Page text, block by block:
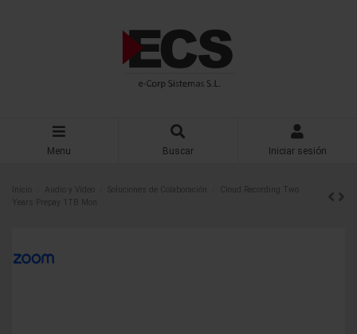
Menu Buscar Iniciar sesión
Inicio Audio y Vídeo Soluciones de Colaboración
Cloud Recording Two
Years Prepay 1TB Mon